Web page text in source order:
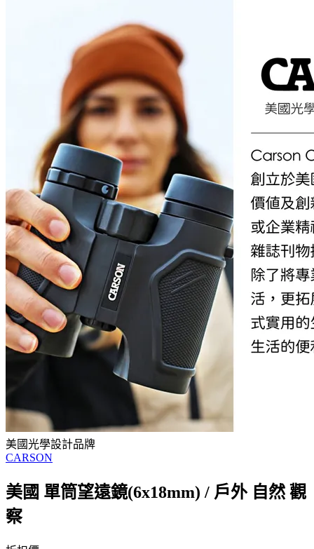
美國光學設計品牌
CARSON
美國 單筒望遠鏡(6x18mm) / 戶外 自然 觀
察